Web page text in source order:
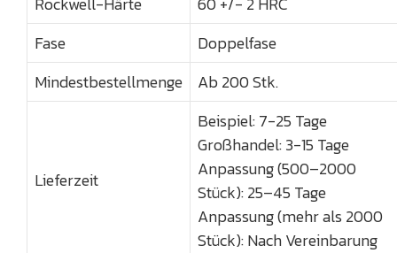
Fase
Doppelfase
Mindestbestellmenge
Ab 200 Stk.
Lieferzeit
Beispiel: 7-25 Tage
Großhandel: 3-15 Tage
Anpassung (500–2000
Stück): 25–45 Tage
Anpassung (mehr als 2000
Stück): Nach Vereinbarung